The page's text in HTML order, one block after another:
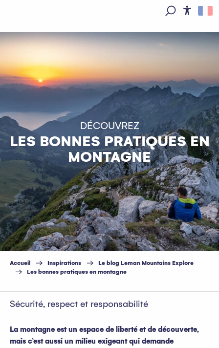
principal
DÉCOUVREZ
LES BONNES PRATIQUES EN
MONTAGNE
Accueil Inspirations
Le blog Leman Mountains Explore
Les bonnes pratiques en montagne
Sécurité, respect et responsabilité
La montagne est un espace de liberté et de découverte,
mais c’est aussi un milieu exigeant qui demande